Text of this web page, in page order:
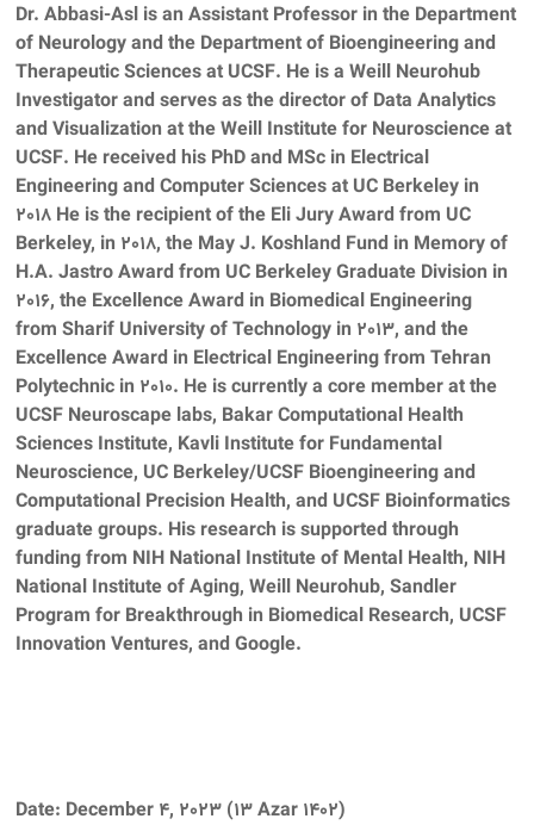
Dr. Abbasi-Asl is an Assistant Professor in the Department
of Neurology and the Department of Bioengineering and
Therapeutic Sciences at UCSF. He is a Weill Neurohub
Investigator and serves as the director of Data Analytics
and Visualization at the Weill Institute for Neuroscience at
UCSF. He received his PhD and MSc in Electrical
Engineering and Computer Sciences at UC Berkeley in
2018 He is the recipient of the Eli Jury Award from UC
Berkeley, in 2018, the May J. Koshland Fund in Memory of
H.A. Jastro Award from UC Berkeley Graduate Division in
2016, the Excellence Award in Biomedical Engineering
from Sharif University of Technology in 2013, and the
Excellence Award in Electrical Engineering from Tehran
Polytechnic in 2010. He is currently a core member at the
UCSF Neuroscape labs, Bakar Computational Health
Sciences Institute, Kavli Institute for Fundamental
Neuroscience, UC Berkeley/UCSF Bioengineering and
Computational Precision Health, and UCSF Bioinformatics
graduate groups. His research is supported through
funding from NIH National Institute of Mental Health, NIH
National Institute of Aging, Weill Neurohub, Sandler
Program for Breakthrough in Biomedical Research, UCSF
Innovation Ventures, and Google.
Date: December 4, 2023 (13 Azar 1402)